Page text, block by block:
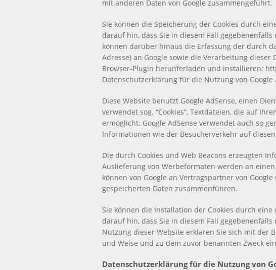
mit anderen Daten von Google zusammengeführt.
Sie können die Speicherung der Cookies durch
darauf hin, dass Sie in diesem Fall
können darüber hinaus die Erfassung der durch
Adresse) an Google sowie die Verarbeitung
Browser-Plugin herunterladen und installieren:
Datenschutzerklärung für die Nutzung von Google
Diese Website benutzt Google AdSense, einen
verwendet sog. “Cookies”, Textdateien, die auf
ermöglicht. Google AdSense verwendet auch so
Informationen wie der Besucherverkehr auf
Die durch Cookies und Web Beacons erzeugten
Auslieferung von Werbeformaten werden an
können von Google an Vertragspartner von
gespeicherten Daten zusammenführen.
Sie können die Installation der Cookies durch
darauf hin, dass Sie in diesem Fall
Nutzung dieser Website erklären Sie sich mit der
und Weise und zu dem zuvor benannten Zweck
Datenschutzerklärung für die Nutzung von